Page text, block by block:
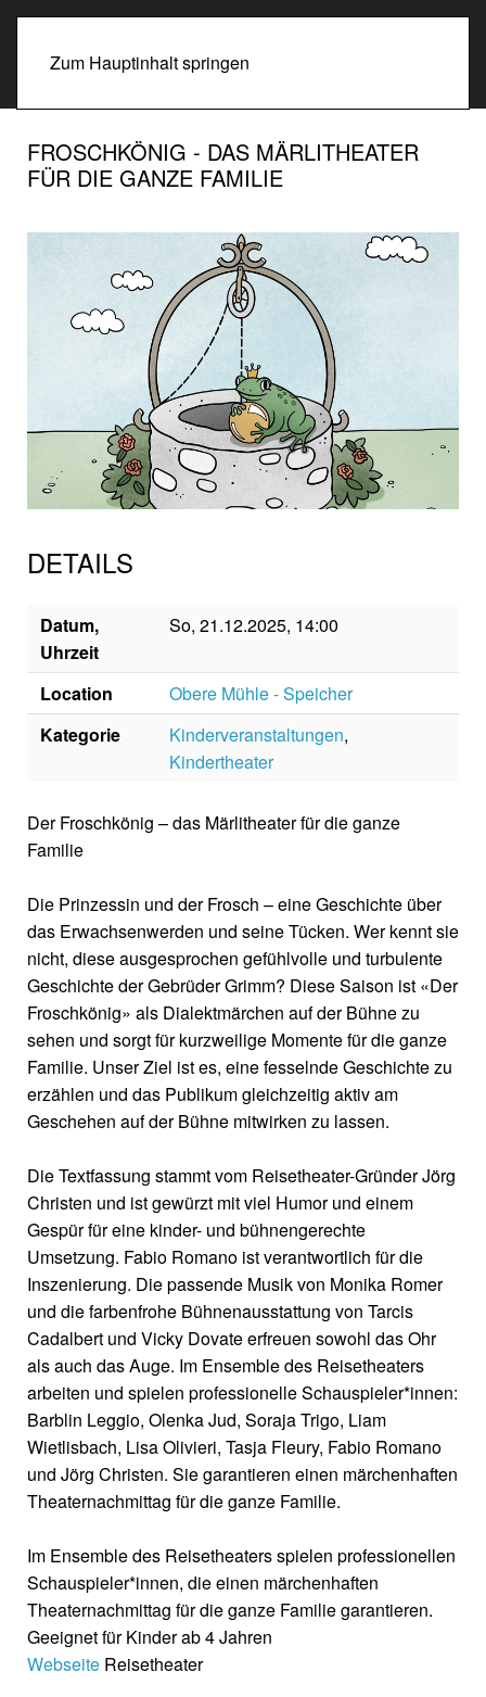
Zum Hauptinhalt springen
FROSCHKÖNIG - DAS MÄRLITHEATER
FÜR DIE GANZE FAMILIE
Der Froschkönig – das Märlitheater für die ganze
Familie
Die Prinzessin und der Frosch – eine Geschichte über
das Erwachsenwerden und seine Tücken. Wer kennt sie
nicht, diese ausgesprochen gefühlvolle und turbulente
Geschichte der Gebrüder Grimm? Diese Saison ist «Der
Froschkönig» als Dialektmärchen auf der Bühne zu
sehen und sorgt für kurzweilige Momente für die ganze
Familie. Unser Ziel ist es, eine fesselnde Geschichte zu
erzählen und das Publikum gleichzeitig aktiv am
Geschehen auf der Bühne mitwirken zu lassen.
Die Textfassung stammt vom Reisetheater-Gründer Jörg
Christen und ist gewürzt mit viel Humor und einem
Gespür für eine kinder- und bühnengerechte
Umsetzung. Fabio Romano ist verantwortlich für die
Inszenierung. Die passende Musik von Monika Romer
und die farbenfrohe Bühnenausstattung von Tarcis
Cadalbert und Vicky Dovate erfreuen sowohl das Ohr
als auch das Auge. Im Ensemble des Reisetheaters
arbeiten und spielen professionelle Schauspieler*innen:
Barblin Leggio, Olenka Jud, Soraja Trigo, Liam
Wietlisbach, Lisa Olivieri, Tasja Fleury, Fabio Romano
und Jörg Christen. Sie garantieren einen märchenhaften
Theaternachmittag für die ganze Familie.
Im Ensemble des Reisetheaters spielen professionellen
Schauspieler*innen, die einen märchenhaften
Theaternachmittag für die ganze Familie garantieren.
Geeignet für Kinder ab 4 Jahren
Webseite Reisetheater
DETAILS
Datum,
Uhrzeit
So, 21.12.2025, 14:00
Location
Obere Mühle - Speicher
Kategorie
Kinderveranstaltungen,
Kindertheater